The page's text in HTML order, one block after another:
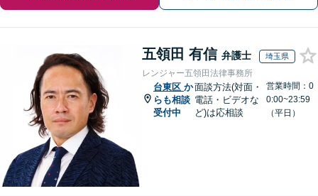
五領田 有信 弁護士 埼玉県
レンジャー五領田法律事務所
台東区 か
らも相談
受付中
面談方法(対面・
電話・ビデオな
ど)は応相談
営業時間：0
0:00~23:59
（平日）